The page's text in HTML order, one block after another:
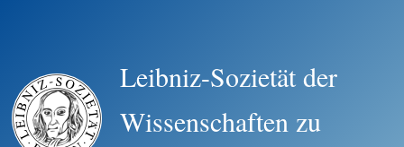
Leibniz-Sozietät der
Wissenschaften zu